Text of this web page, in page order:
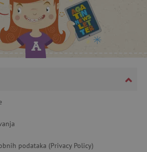
podataka (Privacy Policy)
www.agatinsvijet.hr
www.agatinsvijet.hr